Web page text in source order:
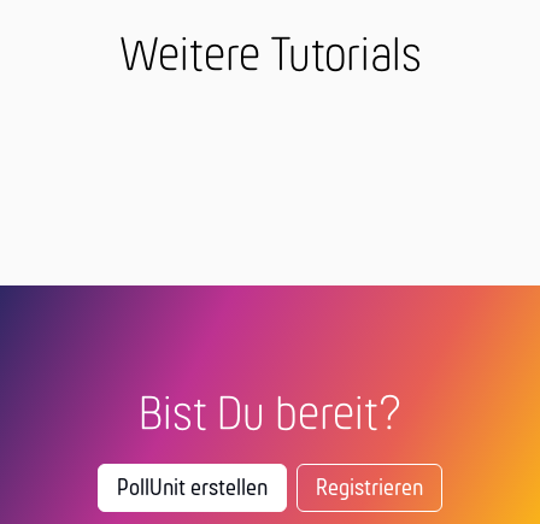
Weitere Tutorials
Bist Du bereit?
PollUnit erstellen Registrieren